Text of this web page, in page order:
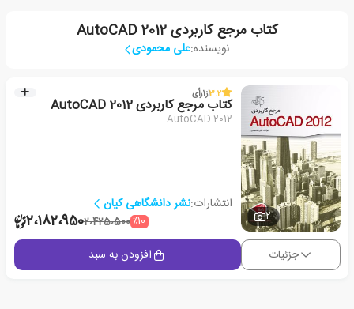
کتاب مرجع کاربردی AutoCAD 2012
نویسنده:علی محمودی
2
3.2از1رأی
کتاب مرجع کاربردی AutoCAD 2012
AutoCAD 2012
انتشارات:نشر دانشگاهی کیان
٪102،425،5002،182،950
جزئیات افزودن به سبد